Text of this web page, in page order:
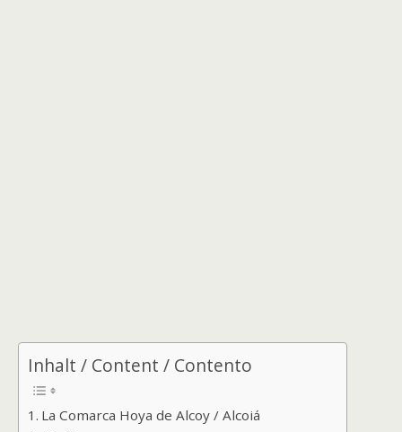
Inhalt / Content / Contento
La Comarca Hoya de Alcoy / Alcoiá